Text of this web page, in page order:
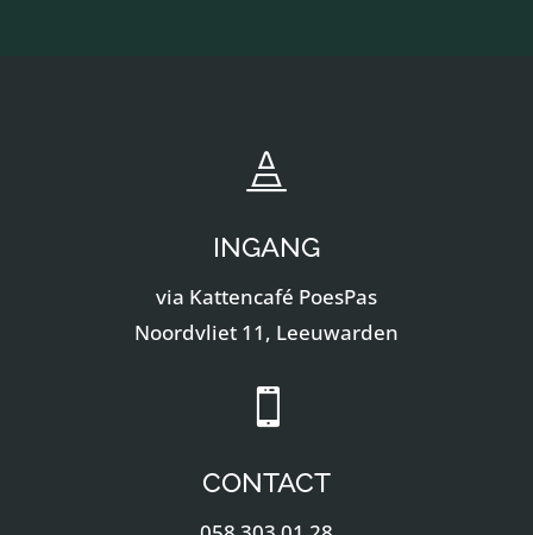

INGANG
via Kattencafé PoesPas
Noordvliet 11, Leeuwarden

CONTACT